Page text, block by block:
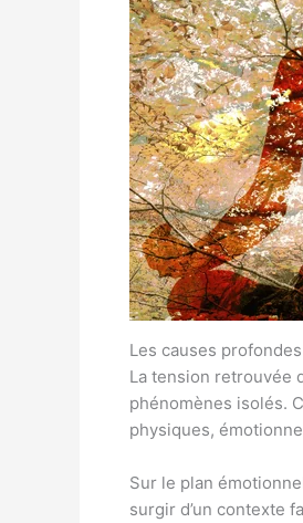
Les causes
La tension retrouvée
phénomènes isolés.
physiques,
Sur le plan
surgir d’un contexte